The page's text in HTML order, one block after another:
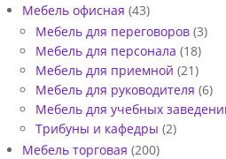
Мебель офисная (43)
Мебель для переговоров (3)
Мебель для персонала (18)
Мебель для приемной (21)
Мебель для руководителя (6)
Мебель для учебных
Трибуны и кафедры (2)
Мебель торговая (200)